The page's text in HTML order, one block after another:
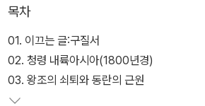
청 까지 이어진 구 중국 제국의 특성들과 그
국가의 탄생하기 까지의 다양한 원인들을 다
대화의 동시적인 도전에 직면한 대 제국 중국
다는 점에서 도전과 응전의 실재 서사시로도
궤적을 밟아온 우리에게 좋은 반면교사가 되
목차
01. 이끄는 글:구질서
02. 청령 내륙아시아(1800년경)
03. 왕조의 쇠퇴와 동란의 근원